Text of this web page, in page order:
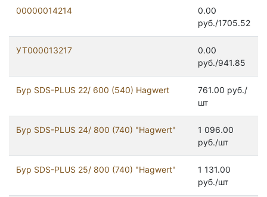
00000014214
0.00
руб./1705.52
УТ000013217
0.00
руб./941.85
Бур SDS-PLUS 22/ 600 (540) Hagwert
761.00 руб./
шт
Бур SDS-PLUS 24/ 800 (740) "Hagwert"
1 096.00
руб./шт
Бур SDS-PLUS 25/ 800 (740) "Hagwert"
1 131.00
руб./шт